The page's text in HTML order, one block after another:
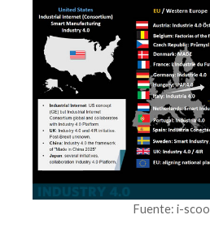
Fuente: i-